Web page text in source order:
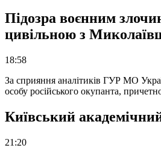
Підозра воєнним
цивільною з
18:58
За сприяння аналітиків ГУР МО
особу російського окупанта,
Київський
21:20